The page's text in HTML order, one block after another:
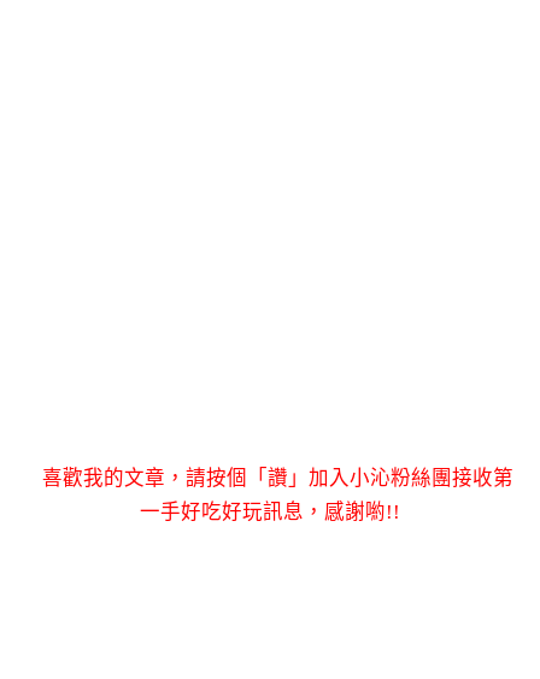
喜歡我的文章，請按個「讚」加入小沁粉絲團接收第
一手好吃好玩訊息，感謝喲!!